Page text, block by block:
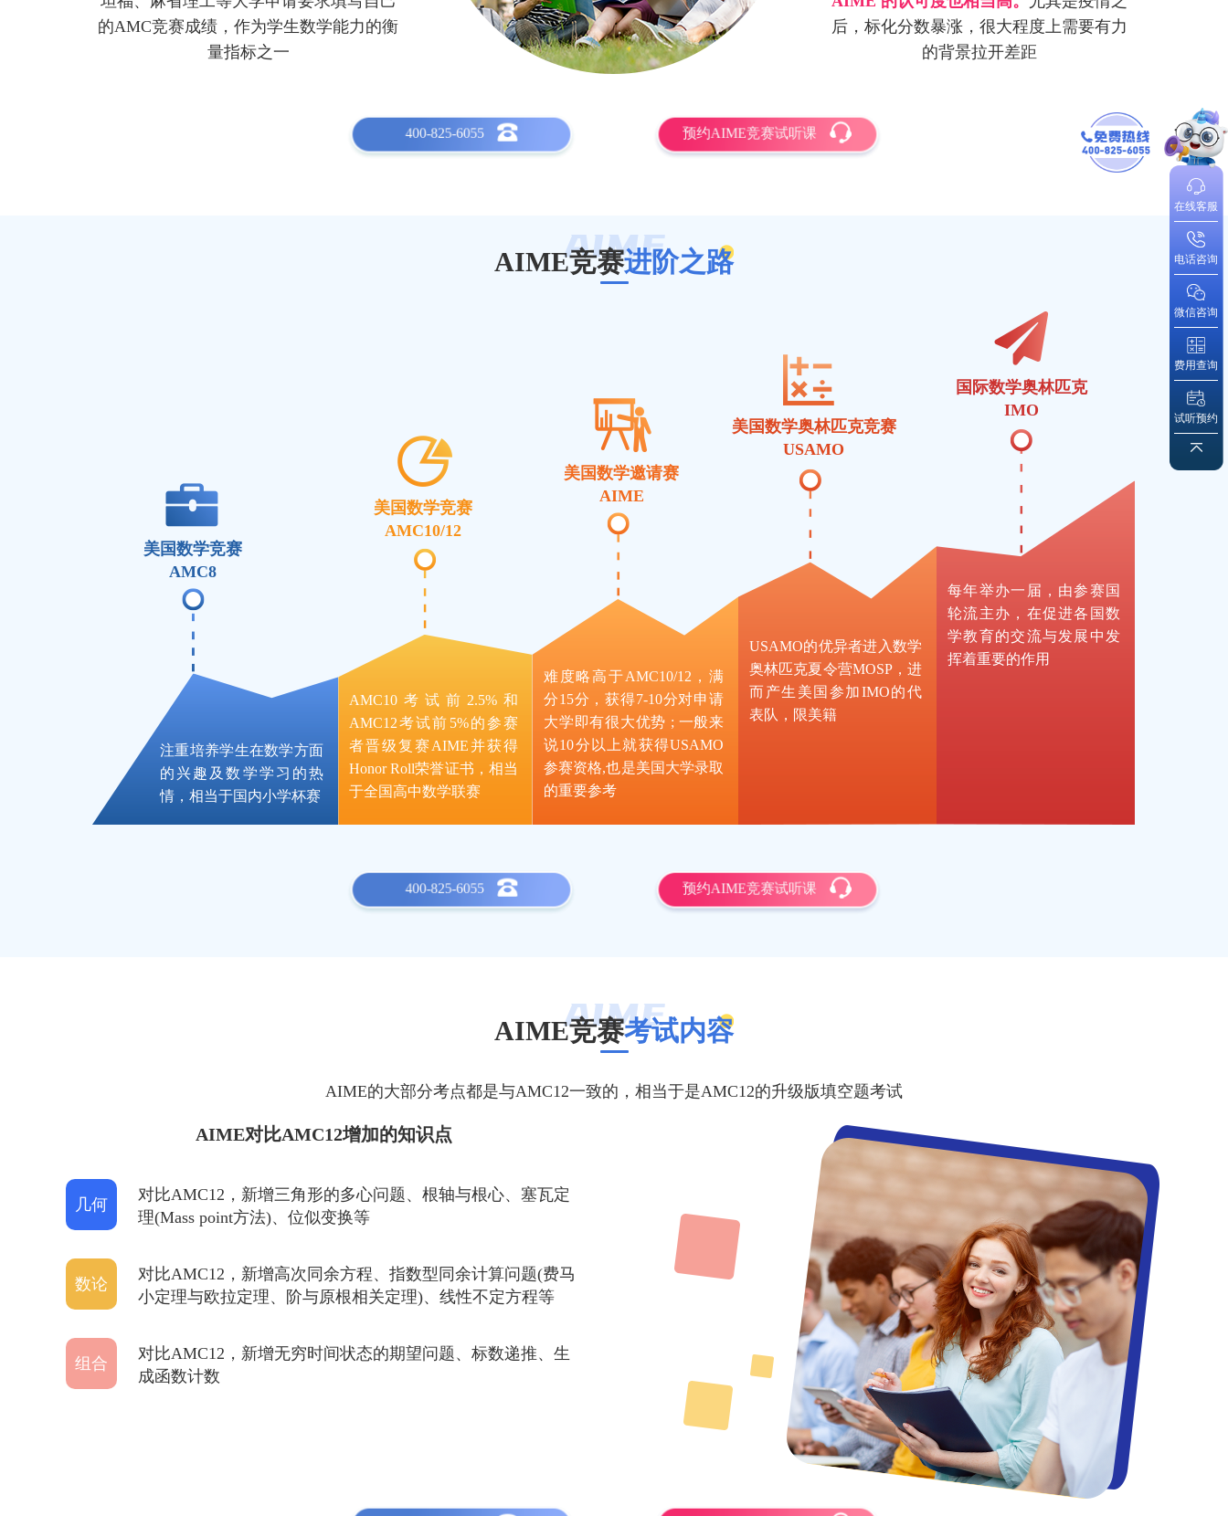
的AMC竞赛成绩，作为学生数学能力的衡
量指标之一
后，标化分数暴涨，很大程度上需要有力
的背景拉开差距
400-825-6055 预约AIME竞赛试听课
AIME竞赛进阶之路
美国数学竞赛
AMC8
注重培养学生在数学方面
的兴趣及数学学习的热
情，相当于国内小学杯赛
美国数学竞赛
AMC10/12
AMC10考试前2.5%和
AMC12考试前5%的参赛
者晋级复赛AIME并获得
Honor Roll荣誉证书，相当
于全国高中数学联赛
美国数学邀请赛
AIME
难度略高于AMC10/12，满
分15分，获得7-10分对申请
大学即有很大优势 ; 一般来
说10分以上就获得USAMO
参赛资格,也是美国大学录取
的重要参考
美国数学奥林匹克竞赛
USAMO
USAMO的优异者进入数学
奥林匹克夏令营MOSP，进
而产生美国参加IMO的代
表队，限美籍
国际数学奥林匹克
IMO
每年举办一届，由参赛国
轮流主办，在促进各国数
学教育的交流与发展中发
挥着重要的作用
400-825-6055 预约AIME竞赛试听课
AIME竞赛考试内容
AIME的大部分考点都是与AMC12一致的，相当于是AMC12的升级版填空题考试
AIME对比AMC12增加的知识点
几何
对比AMC12，新增三角形的多心问题、根轴与根心、塞瓦定
理(Mass point方法)、位似变换等
数论
对比AMC12，新增高次同余方程、指数型同余计算问题(费马
小定理与欧拉定理、阶与原根相关定理)、线性不定方程等
组合
对比AMC12，新增无穷时间状态的期望问题、标数递推、生
成函数计数
在线客服
电话咨询
微信咨询
费用查询
试听预约